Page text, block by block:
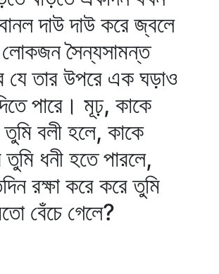
দাউ দাউ করে জ্বলে
সৈন্যসামন্ত
যে তার উপরে এক ঘড়াও
পারে। মূঢ়, কাকে
বলী হলে, কাকে
ধনী হতে পারলে,
রক্ষা করে করে তুমি
বেঁচে গেলে?